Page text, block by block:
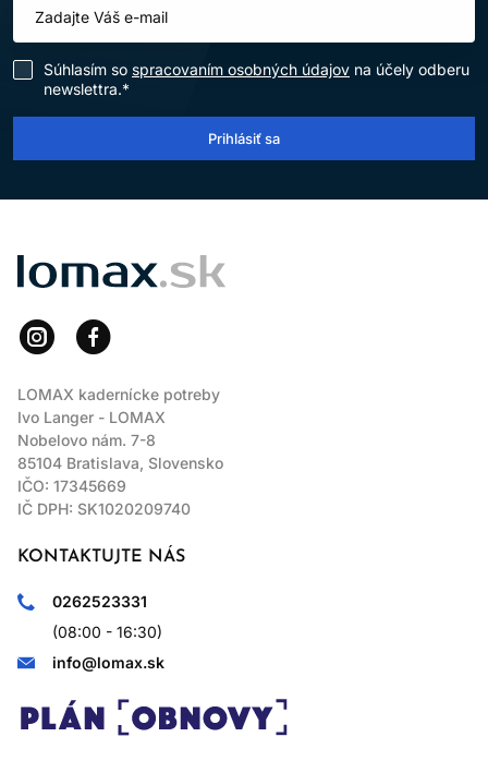
Súhlasím so spracovaním osobných údajov na účely odberu
newslettra.*
Prihlásiť sa
LOMAX
LOMAX kadernícke potreby
Ivo Langer - LOMAX
Nobelovo nám. 7-8
85104 Bratislava, Slovensko
IČO: 17345669
IČ DPH: SK1020209740
KONTAKTUJTE NÁS
0262523331
(08:00 - 16:30)
info@lomax.sk